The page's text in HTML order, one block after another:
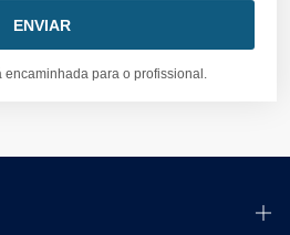
encaminhada para o profissional.